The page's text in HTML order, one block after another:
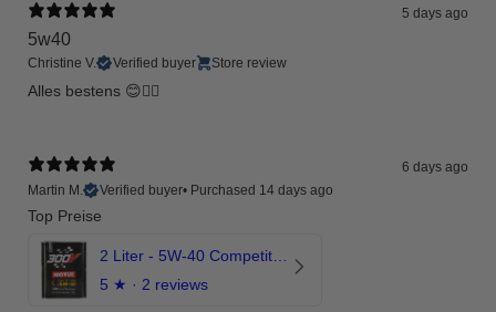
5 days ago
5w40
Christine V. Verified buyer Store review
Alles bestens 😊👍🏻
6 days ago
Martin M.
Verified buyer• Purchased 14 days ago
Top Preise
5 ★ · 2 reviews